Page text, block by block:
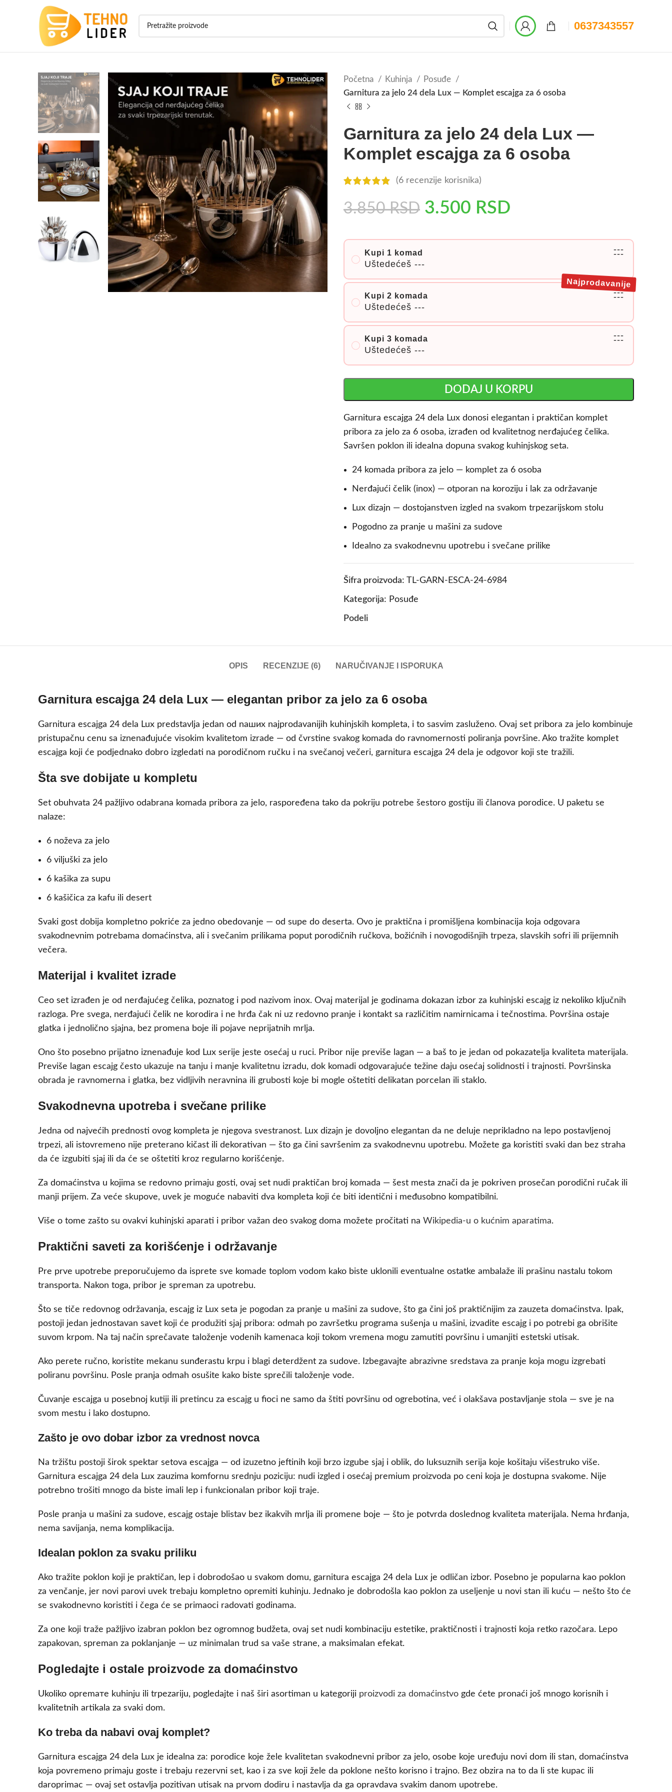
0637343557
Početna Kuhinja
Posuđe
Garnitura za jelo 24 dela Lux — Komplet escajga za 6 osoba
Garnitura za jelo 24 dela Lux —
Komplet escajga za 6 osoba
(6 recenzije korisnika)
3.850RSD 3.500 RSD
Kupi 1 komad
Uštedećeš ---
---
---
Kupi 2 komada
Uštedećeš ---
---
---
Najprodavanije
Kupi 3 komada
Uštedećeš ---
---
---
DODAJ U KORPU
Garnitura escajga 24 dela Lux donosi elegantan i praktičan komplet
pribora za jelo za 6 osoba, izrađen od kvalitetnog nerđajućeg čelika.
Savršen poklon ili idealna dopuna svakog kuhinjskog seta.
24 komada pribora za jelo — komplet za 6 osoba
Nerđajući čelik (inox) — otporan na koroziju i lak za održavanje
Lux dizajn — dostojanstven izgled na svakom trpezarijskom stolu
Pogodno za pranje u mašini za sudove
Idealno za svakodnevnu upotrebu i svečane prilike
Šifra proizvoda: TL-GARN-ESCA-24-6984
Kategorija: Posuđe
Podeli
OPIS RECENZIJE (6) NARUČIVANJE I ISPORUKA
Garnitura escajga 24 dela Lux — elegantan pribor za jelo za 6 osoba
Garnitura escajga 24 dela Lux predstavlja jedan od naших najprodavanijih kuhinjskih kompleta, i to sasvim zasluženo. Ovaj set pribora za jelo kombinuje
pristupačnu cenu sa iznenađujuće visokim kvalitetom izrade — od čvrstine svakog komada do ravnomernosti poliranja površine. Ako tražite komplet
escajga koji će podjednako dobro izgledati na porodičnom ručku i na svečanoj večeri, garnitura escajga 24 dela je odgovor koji ste tražili.
Šta sve dobijate u kompletu
Set obuhvata 24 pažljivo odabrana komada pribora za jelo, raspoređena tako da pokriju potrebe šestoro gostiju ili članova porodice. U paketu se
nalaze:
6 noževa za jelo
6 viljuški za jelo
6 kašika za supu
6 kašičica za kafu ili desert
Svaki gost dobija kompletno pokriće za jedno obedovanje — od supe do deserta. Ovo je praktična i promišljena kombinacija koja odgovara
svakodnevnim potrebama domaćinstva, ali i svečanim prilikama poput porodičnih ručkova, božićnih i novogodišnjih trpeza, slavskih sofri ili prijemnih
večera.
Materijal i kvalitet izrade
Ceo set izrađen je od nerđajućeg čelika, poznatog i pod nazivom inox. Ovaj materijal je godinama dokazan izbor za kuhinjski escajg iz nekoliko ključnih
razloga. Pre svega, nerđajući čelik ne korodira i ne hrđa čak ni uz redovno pranje i kontakt sa različitim namirnicama i tečnostima. Površina ostaje
glatka i jednolično sjajna, bez promena boje ili pojave neprijatnih mrlja.
Ono što posebno prijatno iznenađuje kod Lux serije jeste osećaj u ruci. Pribor nije previše lagan — a baš to je jedan od pokazatelja kvaliteta materijala.
Previše lagan escajg često ukazuje na tanju i manje kvalitetnu izradu, dok komadi odgovarajuće težine daju osećaj solidnosti i trajnosti. Površinska
obrada je ravnomerna i glatka, bez vidljivih neravnina ili grubosti koje bi mogle oštetiti delikatan porcelan ili staklo.
Svakodnevna upotreba i svečane prilike
Jedna od najvećih prednosti ovog kompleta je njegova svestranost. Lux dizajn je dovoljno elegantan da ne deluje neprikladno na lepo postavljenoj
trpezi, ali istovremeno nije preterano kičast ili dekorativan — što ga čini savršenim za svakodnevnu upotrebu. Možete ga koristiti svaki dan bez straha
da će izgubiti sjaj ili da će se oštetiti kroz regularno korišćenje.
Za domaćinstva u kojima se redovno primaju gosti, ovaj set nudi praktičan broj komada — šest mesta znači da je pokriven prosečan porodični ručak ili
manji prijem. Za veće skupove, uvek je moguće nabaviti dva kompleta koji će biti identični i međusobno kompatibilni.
Više o tome zašto su ovakvi kuhinjski aparati i pribor važan deo svakog doma možete pročitati na Wikipedia-u o kućnim aparatima.
Praktični saveti za korišćenje i održavanje
Pre prve upotrebe preporučujemo da isprete sve komade toplom vodom kako biste uklonili eventualne ostatke ambalaže ili prašinu nastalu tokom
transporta. Nakon toga, pribor je spreman za upotrebu.
Što se tiče redovnog održavanja, escajg iz Lux seta je pogodan za pranje u mašini za sudove, što ga čini još praktičnijim za zauzeta domaćinstva. Ipak,
postoji jedan jednostavan savet koji će produžiti sjaj pribora: odmah po završetku programa sušenja u mašini, izvadite escajg i po potrebi ga obrišite
suvom krpom. Na taj način sprečavate taloženje vodenih kamenaca koji tokom vremena mogu zamutiti površinu i umanjiti estetski utisak.
Ako perete ručno, koristite mekanu sunđerastu krpu i blagi deterdžent za sudove. Izbegavajte abrazivne sredstava za pranje koja mogu izgrebati
poliranu površinu. Posle pranja odmah osušite kako biste sprečili taloženje vode.
Čuvanje escajga u posebnoj kutiji ili pretincu za escajg u fioci ne samo da štiti površinu od ogrebotina, već i olakšava postavljanje stola — sve je na
svom mestu i lako dostupno.
Zašto je ovo dobar izbor za vrednost novca
Na tržištu postoji širok spektar setova escajga — od izuzetno jeftinih koji brzo izgube sjaj i oblik, do luksuznih serija koje košitaju višestruko više.
Garnitura escajga 24 dela Lux zauzima komfornu srednju poziciju: nudi izgled i osećaj premium proizvoda po ceni koja je dostupna svakome. Nije
potrebno trošiti mnogo da biste imali lep i funkcionalan pribor koji traje.
Posle pranja u mašini za sudove, escajg ostaje blistav bez ikakvih mrlja ili promene boje — što je potvrda doslednog kvaliteta materijala. Nema hrđanja,
nema savijanja, nema komplikacija.
Idealan poklon za svaku priliku
Ako tražite poklon koji je praktičan, lep i dobrodošao u svakom domu, garnitura escajga 24 dela Lux je odličan izbor. Posebno je popularna kao poklon
za venčanje, jer novi parovi uvek trebaju kompletno opremiti kuhinju. Jednako je dobrodošla kao poklon za useljenje u novi stan ili kuću — nešto što će
se svakodnevno koristiti i čega će se primaoci radovati godinama.
Za one koji traže pažljivo izabran poklon bez ogromnog budžeta, ovaj set nudi kombinaciju estetike, praktičnosti i trajnosti koja retko razočara. Lepo
zapakovan, spreman za poklanjanje — uz minimalan trud sa vaše strane, a maksimalan efekat.
Pogledajte i ostale proizvode za domaćinstvo
Ukoliko opremате kuhinju ili trpezariju, pogledajte i naš širi asortiman u kategoriji proizvodi za domaćinstvo gde ćete pronaći još mnogo korisnih i
kvalitetnih artikala za svaki dom.
Ko treba da nabavi ovaj komplet?
Garnitura escajga 24 dela Lux je idealna za: porodice koje žele kvalitetan svakodnevni pribor za jelo, osobe koje uređuju novi dom ili stan, domaćinstva
koja povremeno primaju goste i trebaju rezervni set, kao i za sve koji žele da poklone nešto korisno i trajno. Bez obzira na to da li ste kupac ili
daroprimac — ovaj set ostavlja pozitivan utisak na prvom dodiru i nastavlja da ga opravdava svakim danom upotrebe.